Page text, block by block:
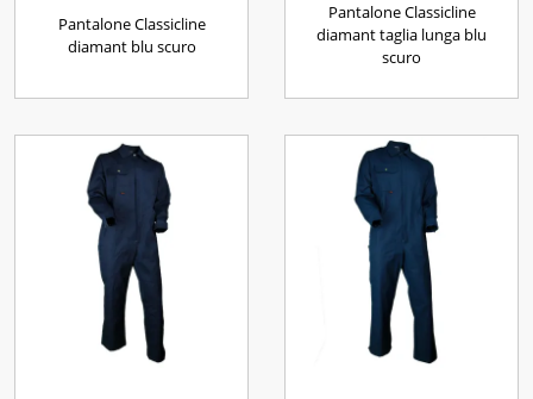
Pantalone Classicline
diamant blu scuro
Pantalone Classicline
diamant taglia lunga blu
scuro